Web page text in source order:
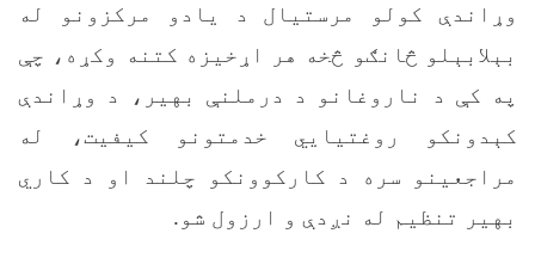
وړاندې کولو مرستيال د يادو مرکزونو له
بېلابېلو څانګو څخه هر اړخيزه کتنه وکړه، چې
په کې د ناروغانو د درملنې بهير، د وړاندې
کېدونکو روغتيايي خدمتونو کيفيت، له
مراجعينو سره د کارکوونکو چلند او د کاري
بهير تنظيم له نږدې و ارزول شو.